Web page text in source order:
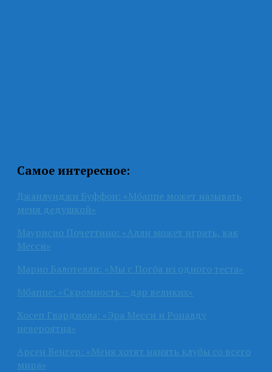
Самое интересное:
Джанлуиджи Буффон: «Мбаппе может называть
меня дедушкой»
Маурисио Почеттино: «Алли может играть, как
Месси»
Марио Балотелли: «Мы с Погба из одного теста»
Мбаппе: «Скромность – дар великих»
Хосеп Гвардиола: «Эра Месси и Роналду
невероятна»
Арсен Венгер: «Меня хотят нанять клубы со всего
мира»